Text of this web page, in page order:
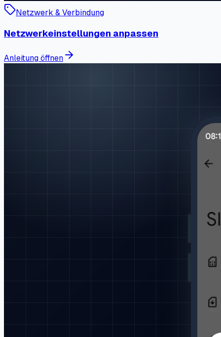
Netzwerk & Verbindung
Netzwerkeinstellungen anpassen
Anleitung öffnen